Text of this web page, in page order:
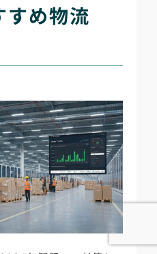
すめ物流